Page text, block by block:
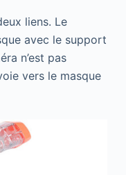
liens. Le
avec le support
n’est pas
vers le masque